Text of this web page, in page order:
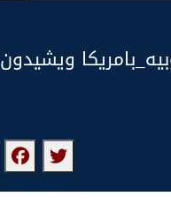
ويشيدون